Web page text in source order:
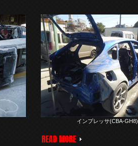
インプレッサ(CBA-GH8)
READ MORE